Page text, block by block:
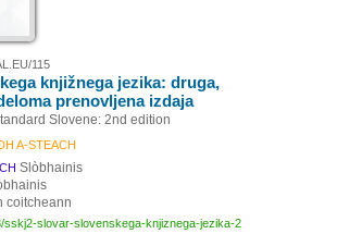
115
knjižnega jezika: druga,
prenovljena izdaja
Slovene: 2nd edition
A-STEACH
Slòbhainis
coitcheann
sskj2-slovar-slovenskega-knjiznega-jezika-2